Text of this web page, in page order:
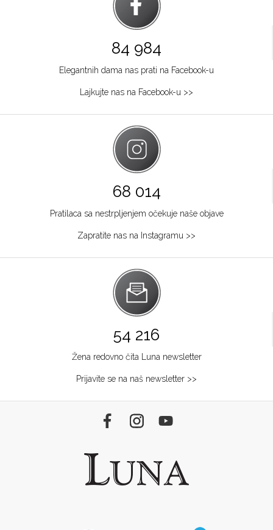
84 984
Elegantnih dama nas prati na Facebook-u
Lajkujte nas na Facebook-u >>
68 014
Pratilaca sa nestrpljenjem očekuje naše objave
Zapratite nas na Instagramu >>
54 216
Žena redovno čita Luna newsletter
Prijavite se na naš newsletter >>